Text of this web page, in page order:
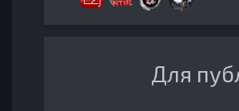
Для